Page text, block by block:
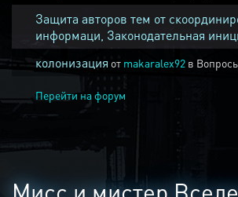
Защита авторов тем от
информаци, Законодательная
колонизация от makaralex92 в
Перейти на форум